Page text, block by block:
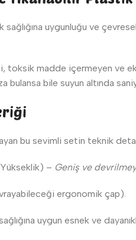
sağlığına uygunluğu ve
toksik madde içermeyen ve
bile suyun altında
bu sevimli setin teknik
– Geniş ve
ergonomik çap).
uygun esnek ve